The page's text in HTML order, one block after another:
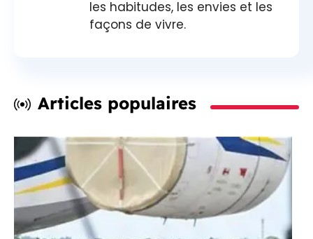
les habitudes, les envies et les
façons de vivre.
Articles populaires